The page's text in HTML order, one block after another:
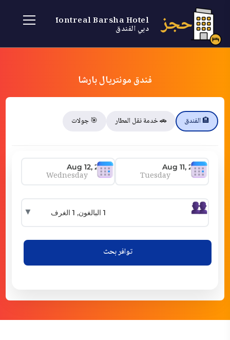
حجز Montreal Barsha Hotel
دبي الفندق
فندق مونتريال بارشا
🏨 الفندق 🚗 خدمة نقل المطار 🎯 جولات
Tuesday
Wednesday
▼
توافر بحث